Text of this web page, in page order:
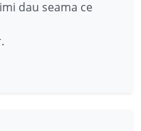
dau seama ce